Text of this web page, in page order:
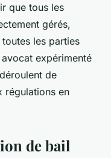
que tous les
gérés,
les parties
expérimenté
de
régulations en
de bail